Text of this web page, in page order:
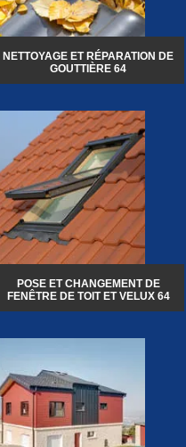
NETTOYAGE ET RÉPARATION DE
GOUTTIÈRE 64
POSE ET CHANGEMENT DE
FENÊTRE DE TOIT ET VELUX 64